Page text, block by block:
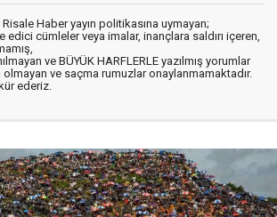
Risale Haber yayın politikasına uymayan;
edici cümleler veya imalar, inançlara saldırı içeren,
ve BÜYÜK HARFLERLE yazılmış yorumlar
olmayan ve saçma rumuzlar onaylanmamaktadır.
ederiz.